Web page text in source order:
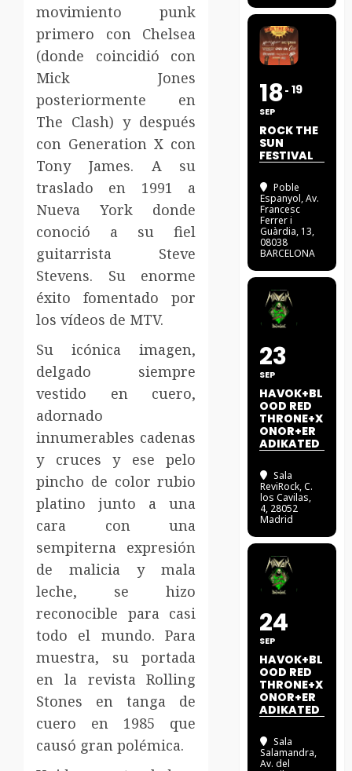
movimiento punk
primero con Chelsea
(donde coincidió con
Mick Jones
posteriormente en
The Clash) y después
con Generation X con
Tony James. A su
traslado en 1991 a
Nueva York donde
conoció a su fiel
guitarrista Steve
Stevens. Su enorme
éxito fomentado por
los vídeos de MTV.
Su icónica imagen,
delgado siempre
vestido en cuero,
adornado
innumerables cadenas
y cruces y ese pelo
pincho de color rubio
platino junto a una
cara con una
sempiterna expresión
de malicia y mala
leche, se hizo
reconocible para casi
todo el mundo. Para
muestra, su portada
en la revista Rolling
Stones en tanga de
cuero en 1985 que
causó gran polémica.
18
SEP
19
ROCK THE
SUN
FESTIVAL
Poble
Espanyol, Av.
Francesc
Ferrer i
Guàrdia, 13,
08038
BARCELONA
23
SEP
HAVOK+BL
OOD RED
THRONE+X
ONOR+ER
ADIKATED
Sala
ReviRock, C.
los Cavilas,
4, 28052
Madrid
24
SEP
HAVOK+BL
OOD RED
THRONE+X
ONOR+ER
ADIKATED
Sala
Salamandra,
Av. del